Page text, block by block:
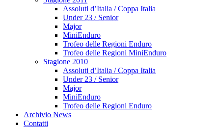
Assoluti d’Italia / Coppa Italia
Under 23 / Senior
Major
MiniEnduro
Trofeo delle Regioni Enduro
Trofeo delle Regioni MiniEnduro
Stagione 2010
Assoluti d’Italia / Coppa Italia
Under 23 / Senior
Major
MiniEnduro
Trofeo delle Regioni Enduro
Archivio News
Contatti